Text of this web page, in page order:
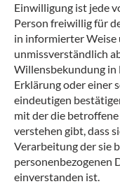
Einwilligung ist jede
Person freiwillig für
in informierter Weise
unmissverständlich
Willensbekundung in
Erklärung oder einer
eindeutigen
mit der die betroffene
verstehen gibt, dass
Verarbeitung der sie
personenbezogenen
einverstanden ist.